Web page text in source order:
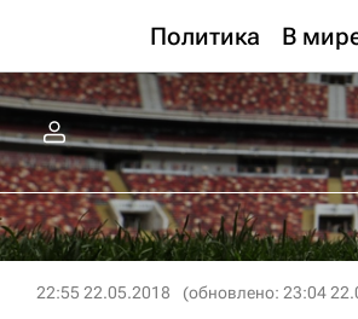
Политика В
22:55 22.05.2018 (обновлено: 23:04